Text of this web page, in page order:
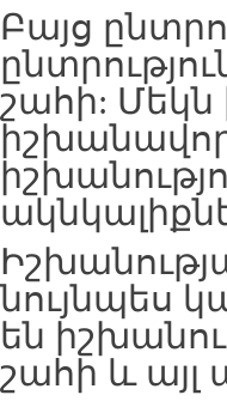
Բայց
շահի: Մեկն
նույնպես
են
շահի և այլ